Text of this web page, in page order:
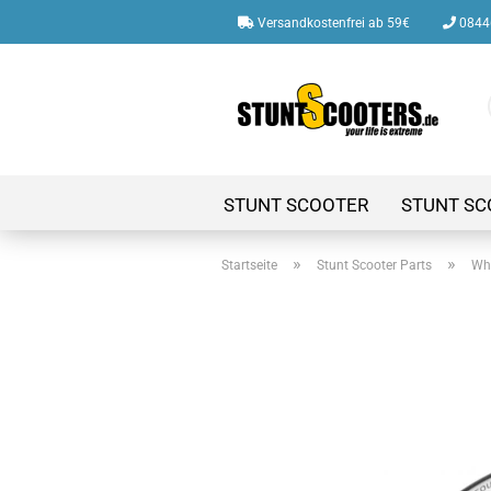
Versandkostenfrei ab 59€
STUNT SCOOTER STUNT
Startseite » Stunt Scooter Parts »